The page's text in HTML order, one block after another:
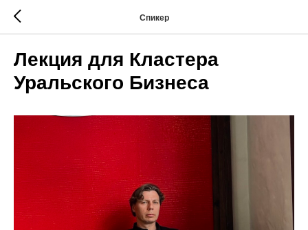
Спикер
Лекция для Кластера
Уральского Бизнеса